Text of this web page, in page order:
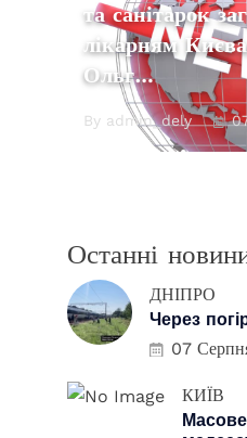
та санітарок
лікарням
Ольг…
By admin_dely
Останні
ДНІПРО
Через
07
КИЇВ